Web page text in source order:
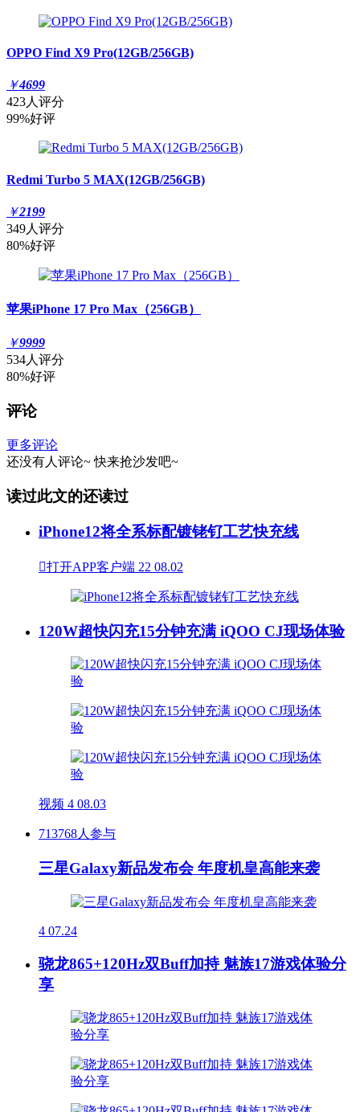
OPPO Find X9 Pro(12GB/256GB)
￥4699
423人评分
99%好评
Redmi Turbo 5 MAX(12GB/256GB)
￥2199
349人评分
80%好评
苹果iPhone 17 Pro Max（256GB）
￥9999
534人评分
80%好评
评论
更多评论
还没有人评论~ 快来抢沙发吧~
读过此文的还读过
iPhone12将全系标配镀铑钌工艺快充线
打开APP客户端 22 08.02
120W超快闪充15分钟充满 iQOO CJ现场体验
视频 4 08.03
713768人参与
三星Galaxy新品发布会 年度机皇高能来袭
4 07.24
骁龙865+120Hz双Buff加持 魅族17游戏体验分
享